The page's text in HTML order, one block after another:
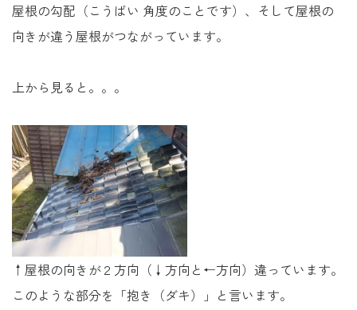
屋根の勾配（こうばい 角度のことです）、そして屋根の
向きが違う屋根がつながっています。
上から見ると。。。
↑屋根の向きが２方向（↓方向と←方向）違っています。
このような部分を「抱き（ダキ）」と言います。